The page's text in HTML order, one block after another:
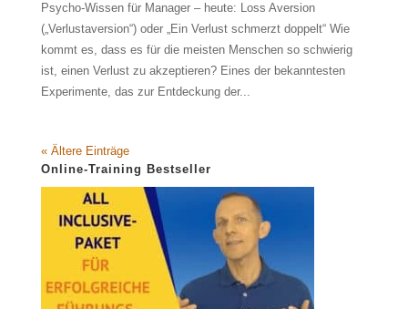
Psycho-Wissen für Manager – heute: Loss Aversion
(„Verlustaversion“) oder „Ein Verlust schmerzt doppelt“ Wie
kommt es, dass es für die meisten Menschen so schwierig
ist, einen Verlust zu akzeptieren? Eines der bekanntesten
Experimente, das zur Entdeckung der...
« Ältere Einträge
Online-Training Bestseller